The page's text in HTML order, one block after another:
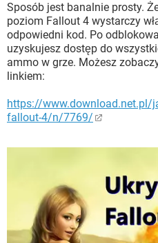
Sposób jest banalnie prosty.
poziom Fallout 4 wystarczy
odpowiedni kod. Po
uzyskujesz dostęp do
ammo w grze. Możesz
linkiem:
https://www.download.net.pl/
fallout-4/n/7769/